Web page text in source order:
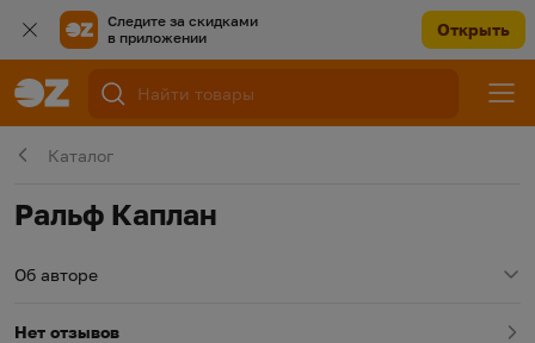
Следите за скидками
в приложении
Открыть
Каталог
Ральф Каплан
Об авторе
Нет отзывов